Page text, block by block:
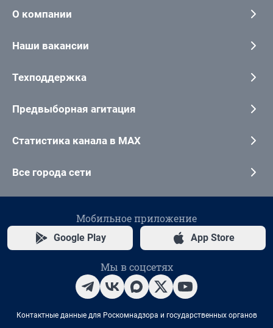
О компании
Наши вакансии
Техподдержка
Предвыборная агитация
Статистика канала в MAX
Все города сети
Мобильное приложение
Google Play App Store
Мы в соцсетях
Контактные данные для Роскомнадзора и государственных органов